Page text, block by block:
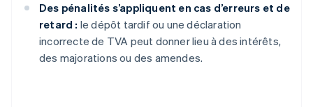
Des pénalités s’appliquent en cas d’erreurs et de
retard : le dépôt tardif ou une déclaration
incorrecte de TVA peut donner lieu à des intérêts,
des majorations ou des amendes.